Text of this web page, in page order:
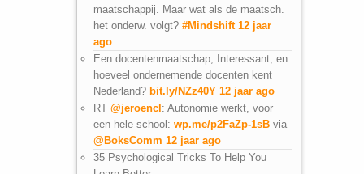
maatschappij. Maar wat als de maatsch.
het onderw. volgt? #Mindshift 12 jaar
ago
Een docentenmaatschap; Interessant, en
hoeveel ondernemende docenten kent
Nederland? bit.ly/NZz40Y 12 jaar ago
RT @jeroencl : Autonomie werkt, voor
een hele school: wp.me/p2FaZp-1sB via
@BoksComm 12 jaar ago
35 Psychological Tricks To Help You